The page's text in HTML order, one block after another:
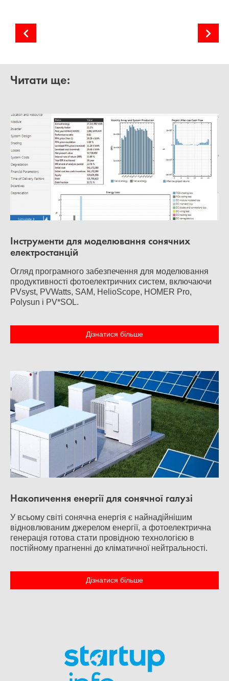
Читати ще:
Інструменти для моделювання сонячних
електростанцій
Огляд програмного забезпечення для моделювання
продуктивності фотоелектричних систем, включаючи
PVsyst, PVWatts, SAM, HelioScope, HOMER Pro,
Polysun і PV*SOL.
Дізнатися більше
Накопичення енергії для сонячної галузі
У всьому світі сонячна енергія є найнадійнішим
відновлюваним джерелом енергії, а фотоелектрична
генерація готова стати провідною технологією в
постійному прагненні до кліматичної нейтральності.
Дізнатися більше